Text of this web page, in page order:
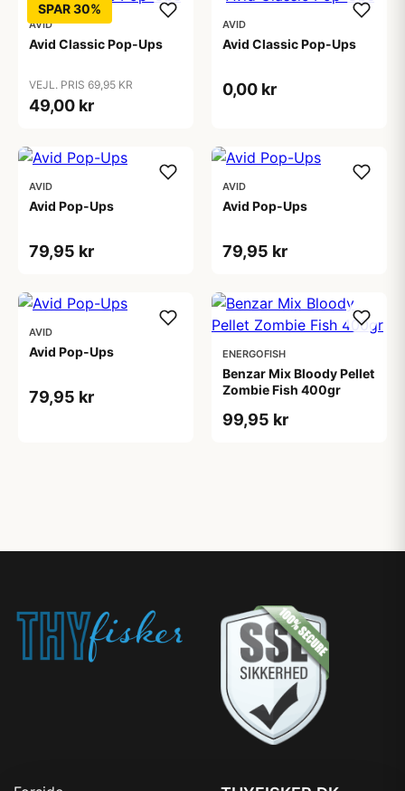
SPAR 30%
AVID
Avid Classic Pop-Ups
VEJL. PRIS 69,95 KR
49,00 kr
AVID
Avid Classic Pop-Ups
0,00 kr
AVID
Avid Pop-Ups
79,95 kr
AVID
Avid Pop-Ups
79,95 kr
AVID
Avid Pop-Ups
79,95 kr
ENERGOFISH
Benzar Mix Bloody Pellet
Zombie Fish 400gr
99,95 kr